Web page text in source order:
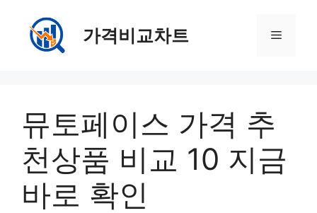
가격비교차트 메
뮤토페이스 가격 추
천상품 비교 10 지금
바로 확인